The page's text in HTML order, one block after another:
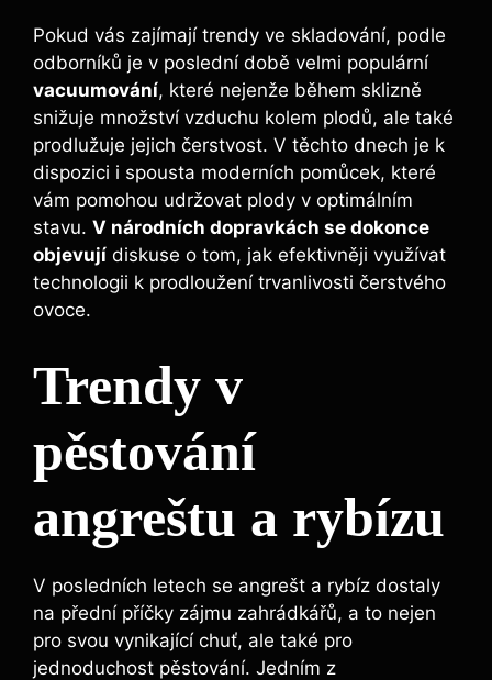
Pokud vás zajímají trendy ve skladování, podle
odborníků je v poslední době velmi populární
vacuumování, které nejenže během sklizně
snižuje množství vzduchu kolem plodů, ale také
prodlužuje jejich čerstvost. V těchto dnech je k
dispozici i spousta moderních pomůcek, které
vám pomohou udržovat plody v optimálním
stavu. V národních dopravkách se dokonce
objevují diskuse o tom, jak efektivněji využívat
technologii k prodloužení trvanlivosti čerstvého
ovoce.
Trendy v
pěstování
angreštu a rybízu
V posledních letech se angrešt a rybíz dostaly
na přední příčky zájmu zahrádkářů, a to nejen
pro svou vynikající chuť, ale také pro
jednoduchost pěstování. Jedním z